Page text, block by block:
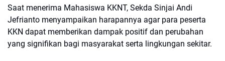
Saat menerima Mahasiswa KKNT, Sekda Sinjai Andi
Jefrianto menyampaikan harapannya agar para peserta
KKN dapat memberikan dampak positif dan perubahan
yang signifikan bagi masyarakat serta lingkungan sekitar.